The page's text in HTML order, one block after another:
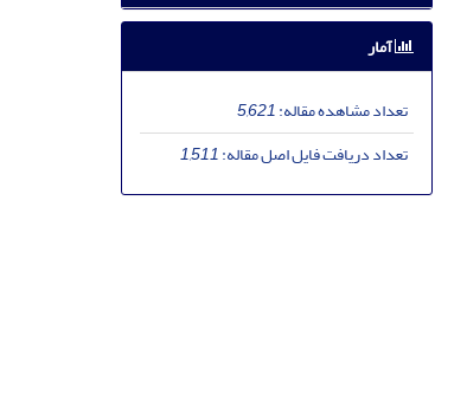
آمار
تعداد مشاهده مقاله:5,621
تعداد دریافت فایل اصل مقاله:1,511